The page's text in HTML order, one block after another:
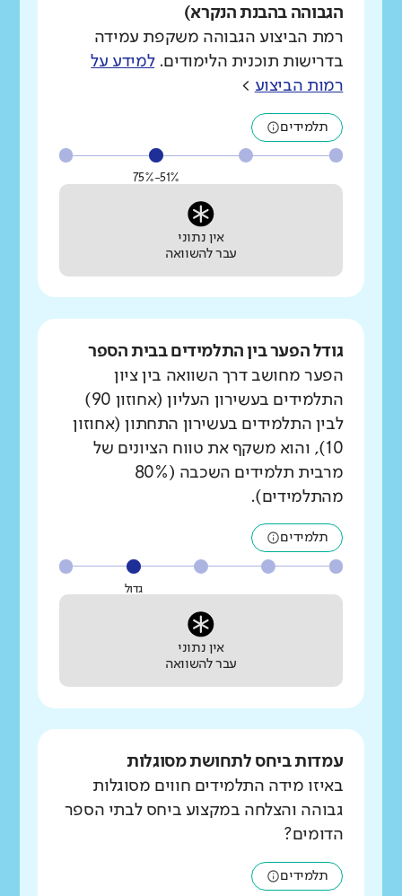
הגבוהה בהבנת הנקרא)
רמת הביצוע הגבוהה משקפת עמידה
בדרישות תוכנית הלימודים.למידע על
רמות הביצוע >
תלמידים
51%-75%
אין נתוני
עבר להשוואה
גודל הפער בין התלמידים בבית הספר
הפער מחושב דרך השוואה בין ציון
התלמידים בעשירון העליון (אחוזון 90)
לבין התלמידים בעשירון התחתון (אחוזון
10), והוא משקף את טווח הציונים של
מרבית תלמידים השכבה (80%
מהתלמידים).
תלמידים
גדול
אין נתוני
עבר להשוואה
עמדות ביחס לתחושת מסוגלות
באיזו מידה התלמידים חווים מסוגלות
גבוהה והצלחה במקצוע ביחס לבתי הספר
הדומים?
תלמידים